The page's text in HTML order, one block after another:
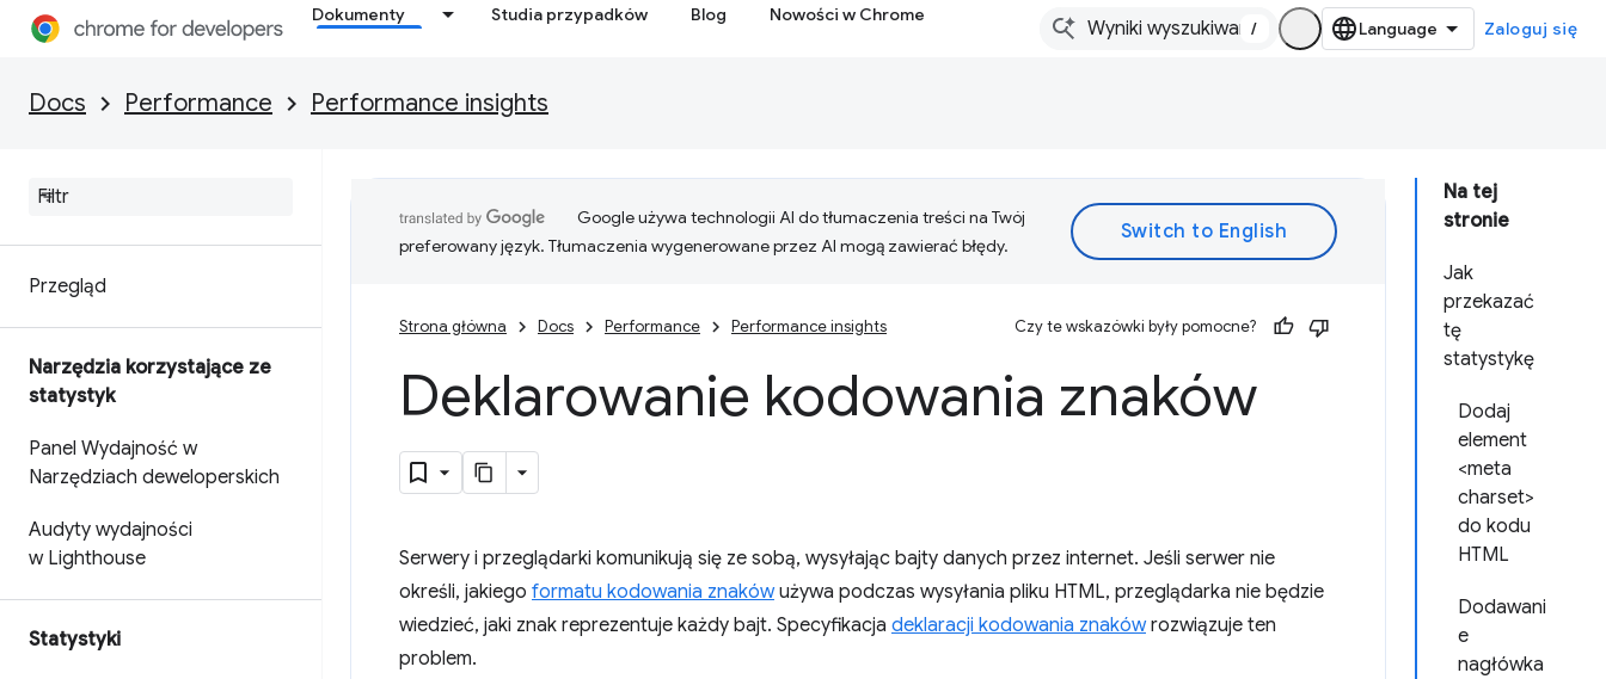
Dokumenty Studia przypadków Blog Nowości w Chrome
/ Zaloguj się
Docs Performance Performance insights
Przegląd
Narzędzia korzystające ze
statystyk
Panel Wydajność w
Narzędziach deweloperskich
Audyty wydajności
w Lighthouse
Statystyki
Na tej
stronie
Jak
przekazać
tę
statystykę
Dodaj
element
<meta
charset>
do kodu
HTML
Dodawani
e
nagłówka
Google używa technologii AI do tłumaczenia treści na Twój
preferowany język. Tłumaczenia wygenerowane przez AI mogą zawierać błędy.
Strona główna Docs Performance Performance insights Czy te wskazówki były pomocne?
Deklarowanie kodowania znaków
Serwery i przeglądarki komunikują się ze sobą, wysyłając bajty danych przez internet. Jeśli serwer nie
określi, jakiego formatu kodowania znakówużywa podczas wysyłania pliku HTML, przeglądarka nie będzie
wiedzieć, jaki znak reprezentuje każdy bajt. Specyfikacja deklaracji kodowania znakówrozwiązuje ten
problem.